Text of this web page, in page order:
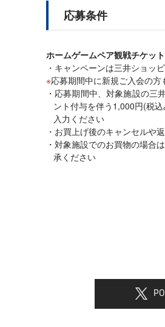
応募条件
ホームゲームペア観戦チケッ
キャンペーンは三井ショッ
応募期間中に新規ご入会の
応募期間中、対象施設の三
ント付与を伴う1,000円(税
入力ください
お買上げ後のキャンセルや
対象施設でのお買物の場合
承ください